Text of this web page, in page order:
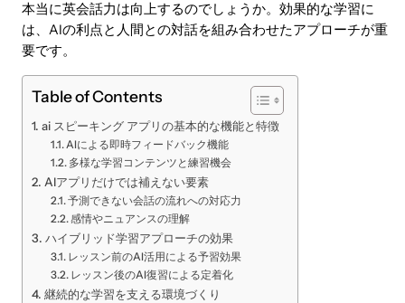
本当に英会話力は向上するのでしょうか。効果的な学習に
は、AIの利点と人間との対話を組み合わせたアプローチが重
要です。
Table of Contents
ai スピーキング アプリの基本的な機能と特徴
AIによる即時フィードバック機能
多様な学習コンテンツと練習機会
AIアプリだけでは補えない要素
予測できない会話の流れへの対応力
感情やニュアンスの理解
ハイブリッド学習アプローチの効果
レッスン前のAI活用による予習効果
レッスン後のAI復習による定着化
継続的な学習を支える環境づくり